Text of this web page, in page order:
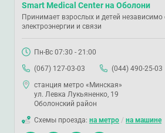
Smart Medical Center на Оболони
Принимает взрослых и детей независимо
электроэнергии и связи
Пн-Вс 07:30 - 21:00
(067) 127-03-03
(044) 490-25-03
станция метро «Минская»
ул. Левка Лукьяненко, 19
Оболонский район
Схемы проезда: на метро / на машине